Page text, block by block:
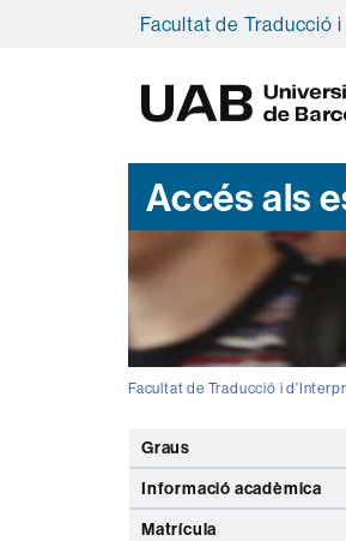
Facultat de Traducció
Accés als
Facultat de Traducció i
Graus
Informació acadèmica
Matrícula